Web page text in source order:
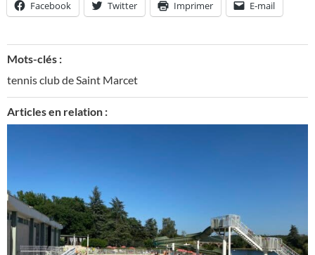
Facebook Twitter Imprimer E-mail
Mots-clés :
tennis club de Saint Marcet
Articles en relation :